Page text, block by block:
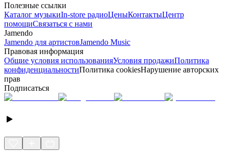
Полезные ссылки
Каталог музыкиIn-store радиоЦеныКонтактыЦентр
помощиСвязаться с нами
Jamendo
Jamendo для артистовJamendo Music
Правовая информация
Общие условия использованияУсловия продажиПолитика
конфиденциальностиПолитика cookiesНарушение авторских
прав
Подписаться